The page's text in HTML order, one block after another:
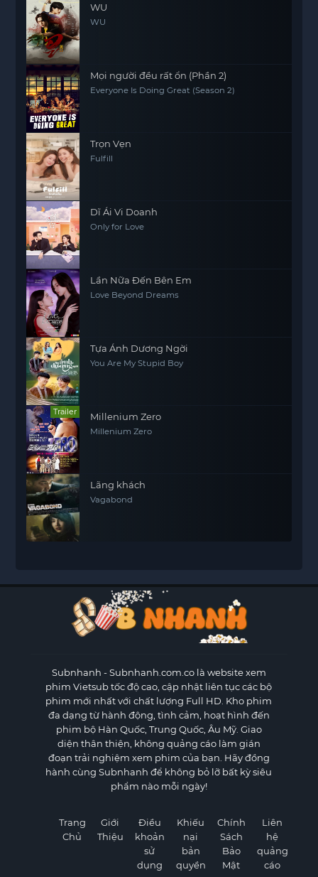
WU
WU
Mọi người đều rất ổn (Phần 2)
Everyone Is Doing Great (Season 2)
Trọn Vẹn
Fulfill
Dĩ Ái Vi Doanh
Only for Love
Lần Nữa Đến Bên Em
Love Beyond Dreams
Tựa Ánh Dương Ngời
You Are My Stupid Boy
Trailer Millenium Zero
Millenium Zero
Lãng khách
Vagabond
Subnhanh - Subnhanh.com.co là website xem
phim Vietsub tốc độ cao, cập nhật liên tục các bộ
phim mới nhất với chất lượng Full HD. Kho phim
đa dạng từ hành động, tình cảm, hoạt hình đến
phim bộ Hàn Quốc, Trung Quốc, Âu Mỹ. Giao
diện thân thiện, không quảng cáo làm gián
đoạn trải nghiệm xem phim của bạn. Hãy đồng
hành cùng Subnhanh để không bỏ lỡ bất kỳ siêu
phẩm nào mỗi ngày!
Trang
Chủ
Giới
Thiệu
Điều
khoản
sử
dụng
Khiếu
nại
bản
quyền
Chính
Sách
Bảo
Mật
Liên
hệ
quảng
cáo